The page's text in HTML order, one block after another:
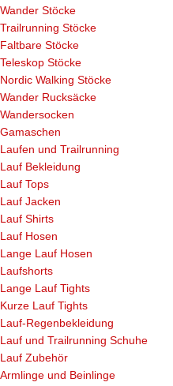
Wander Stöcke
Trailrunning Stöcke
Faltbare Stöcke
Teleskop Stöcke
Nordic Walking Stöcke
Wander Rucksäcke
Wandersocken
Gamaschen
Laufen und Trailrunning
Lauf Bekleidung
Lauf Tops
Lauf Jacken
Lauf Shirts
Lauf Hosen
Lange Lauf Hosen
Laufshorts
Lange Lauf Tights
Kurze Lauf Tights
Lauf-Regenbekleidung
Lauf und Trailrunning Schuhe
Lauf Zubehör
Armlinge und Beinlinge